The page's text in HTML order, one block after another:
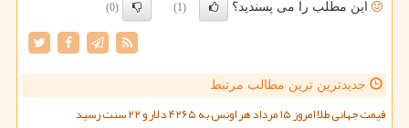
این مطلب را می پسندید؟ (1)
(0)
جدیدترین ترین مطالب مرتبط
قیمت جهانی طلا امروز ۱۵ مرداد هر اونس به ۴۲۶۵ دلار و ۲۲ سنت رسید